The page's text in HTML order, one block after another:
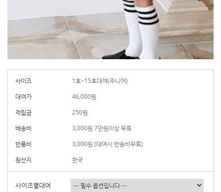
사이즈
1호~15호대여(주니어)
대여가
46,000원
적립금
250원
배송비
3,000원 7만원이상 무료
반품비
3,000원 (대여시 반송비무료)
원산지
한국
사이즈별대여